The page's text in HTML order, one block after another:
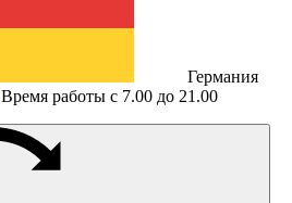
Германия
Время работы с 7.00 до 21.00